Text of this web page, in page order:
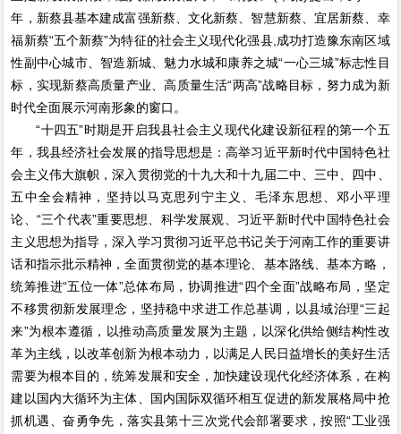
年，新蔡县基本建成富强新蔡、文化新蔡、智慧新蔡、宜居新蔡、幸
福新蔡“五个新蔡”为特征的社会主义现代化强县,成功打造豫东南区域
性副中心城市、智造新城、魅力水城和康养之城“一心三城”标志性目
标，实现新蔡高质量产业、高质量生活“两高”战略目标，努力成为新
时代全面展示河南形象的窗口。
“十四五”时期是开启我县社会主义现代化建设新征程的第一个五
年，我县经济社会发展的指导思想是：高举习近平新时代中国特色社
会主义伟大旗帜，深入贯彻党的十九大和十九届二中、三中、四中、
五中全会精神，坚持以马克思列宁主义、毛泽东思想、邓小平理
论、“三个代表”重要思想、科学发展观、习近平新时代中国特色社会
主义思想为指导，深入学习贯彻习近平总书记关于河南工作的重要讲
话和指示批示精神，全面贯彻党的基本理论、基本路线、基本方略，
统筹推进“五位一体”总体布局，协调推进“四个全面”战略布局，坚定
不移贯彻新发展理念，坚持稳中求进工作总基调，以县域治理“三起
来”为根本遵循，以推动高质量发展为主题，以深化供给侧结构性改
革为主线，以改革创新为根本动力，以满足人民日益增长的美好生活
需要为根本目的，统筹发展和安全，加快建设现代化经济体系，在构
建以国内大循环为主体、国内国际双循环相互促进的新发展格局中抢
抓机遇、奋勇争先，落实县第十三次党代会部署要求，按照“工业强